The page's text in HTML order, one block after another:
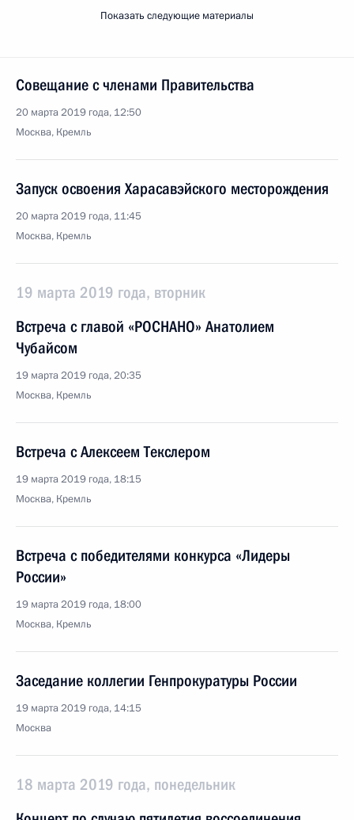
Показать следующие материалы
Совещание с членами Правительства
20 марта 2019 года, 12:50
Москва, Кремль
Запуск освоения Харасавэйского месторождения
20 марта 2019 года, 11:45
Москва, Кремль
19 марта 2019 года, вторник
Встреча с главой «РОСНАНО» Анатолием
Чубайсом
19 марта 2019 года, 20:35
Москва, Кремль
Встреча с Алексеем Текслером
19 марта 2019 года, 18:15
Москва, Кремль
Встреча с победителями конкурса «Лидеры
России»
19 марта 2019 года, 18:00
Москва, Кремль
Заседание коллегии Генпрокуратуры России
19 марта 2019 года, 14:15
Москва
18 марта 2019 года, понедельник